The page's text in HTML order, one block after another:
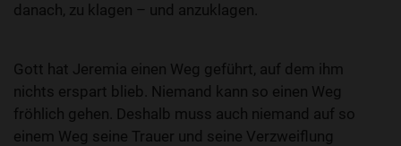
danach, zu klagen – und anzuklagen.
Gott hat Jeremia einen Weg geführt, auf dem ihm
nichts erspart blieb. Niemand kann so einen Weg
fröhlich gehen. Deshalb muss auch niemand auf so
einem Weg seine Trauer und seine Verzweiflung